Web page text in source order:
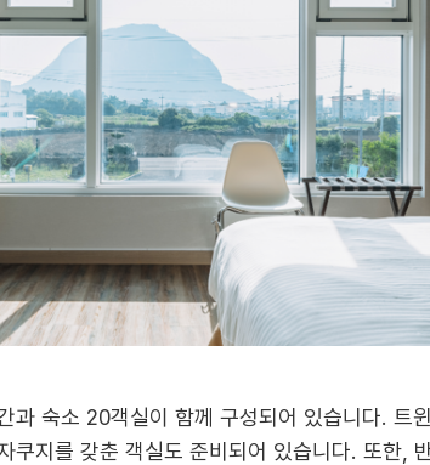
과 숙소 20객실이 함께 구성되어 있습니다. 트
쿠지를 갖춘 객실도 준비되어 있습니다. 또한,